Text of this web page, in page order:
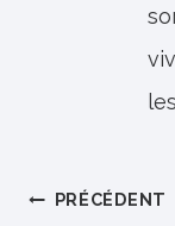
PRÉCÉDENT